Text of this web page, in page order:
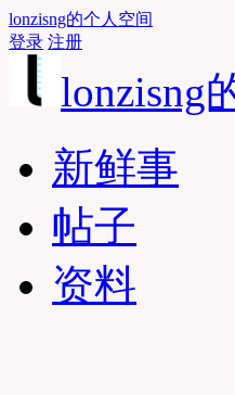
lonzisng的个人空间
登录 注册
lonzisng
新鲜事
帖子
资料